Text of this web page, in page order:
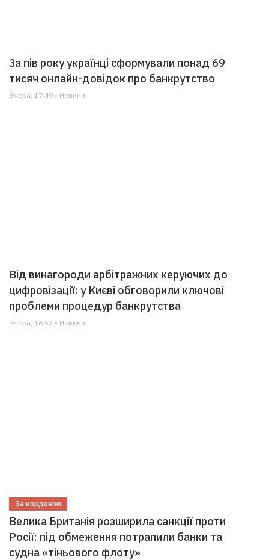
За пів року українці сформували понад 69
тисяч онлайн-довідок про банкрутство
Вчора, 17:49 • Новини
Від винагороди арбітражних керуючих до
цифровізації: у Києві обговорили ключові
проблеми процедур банкрутства
Вчора, 16:57 • Новини
За кордоном
Велика Британія розширила санкції проти
Росії: під обмеження потрапили банки та
судна «тіньового флоту»